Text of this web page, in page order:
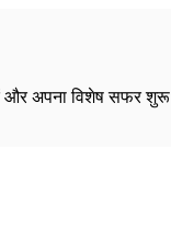
और अपना विशेष सफर शुरू